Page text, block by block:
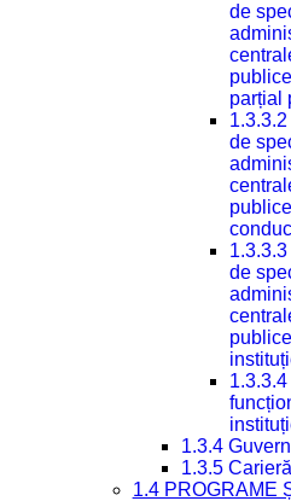
de
parțial
de
de
1.3.4
1.3.5
1.4 PROGRAME